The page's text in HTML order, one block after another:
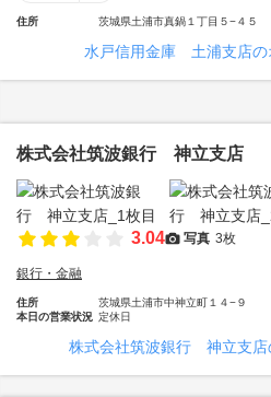
住所 茨城県土浦市真鍋１丁目５−４５
水戸信用金庫 土浦支店の
株式会社筑波銀行 神立支店
3.04 写真 3枚
銀行・金融
住所
茨城県土浦市中神立町１４−９
本日の営業状況 定休日
株式会社筑波銀行 神立支店